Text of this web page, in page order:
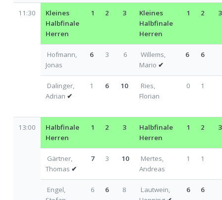
11:30
Kleines
Halbfinale
Herren
1 2 3
Kleines
Halbfinale
Herren
1 2 3
Hofmann,
Jonas
6 3 6
Willems,
Mario ✔
6 6
Dalinger,
Adrian ✔
1 6 10
Ries,
Florian
0 1
13:00
Halbfinale
Herren
1 2 3
Halbfinale
Herren
1 2 3
Gärtner,
Thomas ✔
7 3 10
Mertes,
Andreas
1 1
Engel,
6 6 8
Lautwein,
6 6